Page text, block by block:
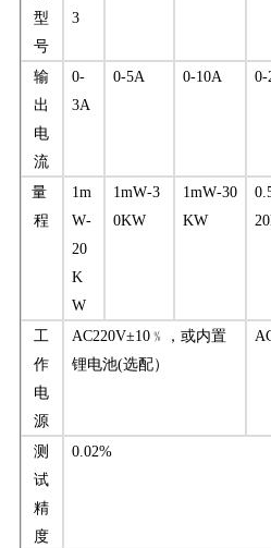
型
号
3
输
出
电
流
0-
3A
0-5A 0-10A 0-
量
程
1m
W-
20
K
W
1mW-3
0KW
1mW-30
KW
2
工
作
电
源
AC220V±10﹪，或内置
锂电池(选配）
测
试
精
度
0.02%